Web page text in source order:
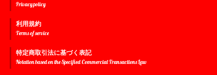
Privacy policy
利用規約
Terms of service
特定商取引法に基づく表記
Notation based on the Specified Commercial Transactions Law